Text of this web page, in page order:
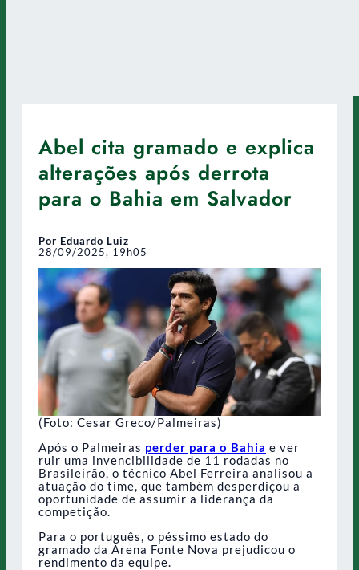
Abel cita gramado e explica
alterações após derrota
para o Bahia em Salvador
Por Eduardo Luiz
28/09/2025, 19h05
(Foto: Cesar Greco/Palmeiras)
Após o Palmeiras perder para o Bahia e ver
ruir uma invencibilidade de 11 rodadas no
Brasileirão, o técnico Abel Ferreira analisou a
atuação do time, que também desperdiçou a
oportunidade de assumir a liderança da
competição.
Para o português, o péssimo estado do
gramado da Arena Fonte Nova prejudicou o
rendimento da equipe.